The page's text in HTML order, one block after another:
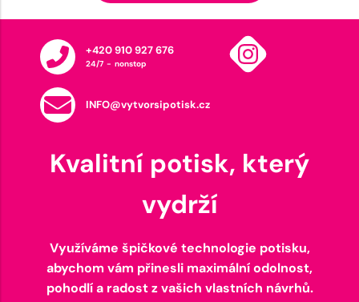
+420 910 927 676
24/7 - nonstop
INFO@vytvorsipotisk.cz
Kvalitní potisk, který
vydrží
Využíváme špičkové technologie potisku,
abychom vám přinesli maximální odolnost,
pohodlí a radost z vašich vlastních návrhů.